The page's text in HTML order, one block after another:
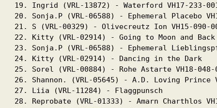
19. Ingrid (VRL-13872) - Waterford VH17-233-
20. Sonja.P (VRL-06588) - Ephemeral Placebo
21. S (VRL-00329) - Olivecreutz Ion VH15-090-
22. Kitty (VRL-02914) - Going to Moon and Back
23. Sonja.P (VRL-06588) - Ephemeral
24. Kitty (VRL-02914) - Dancing in the Dark
25. Sorel (VRL-00884) - Rohe Astarte VH18-048-
26. Shannon. (VRL-05645) - A.D. Loving Prince
27. Liia (VRL-11284) - Flaggpunsch
28. Reprobate (VRL-01333) - Amarn Charthlos